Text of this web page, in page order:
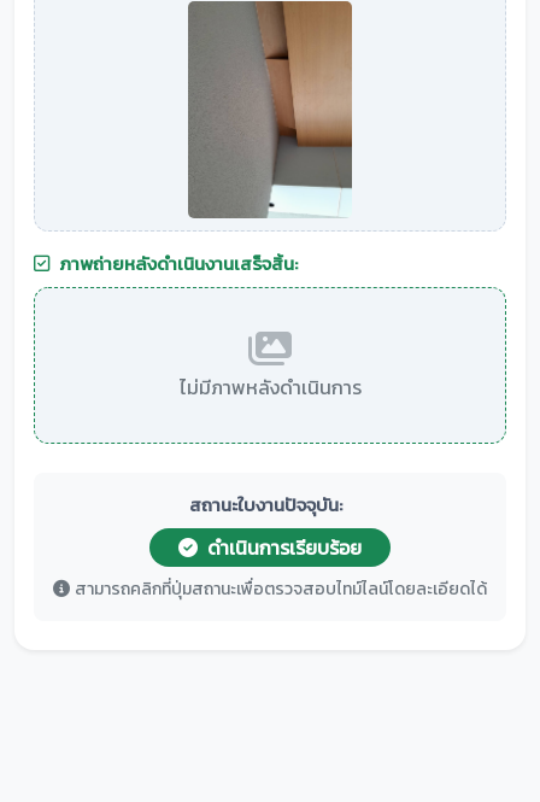
ภาพถ่ายหลังดำเนินงานเสร็จสิ้น:
ไม่มีภาพหลังดำเนินการ
สถานะใบงานปัจจุบัน:
ดำเนินการเรียบร้อย
สามารถคลิกที่ปุ่มสถานะเพื่อตรวจสอบไทม์ไลน์โดยละเอียดได้